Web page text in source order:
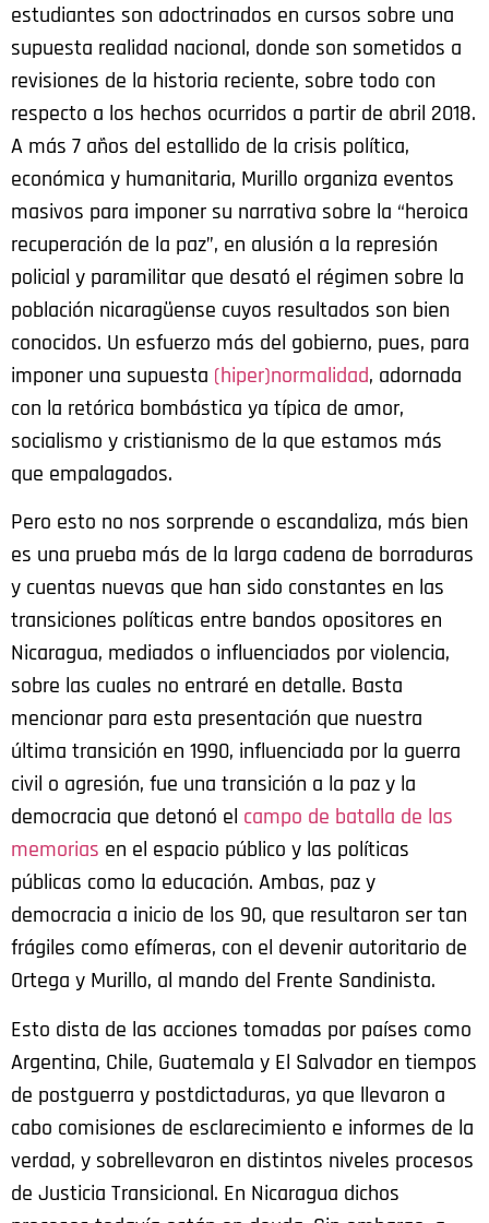
estudiantes son adoctrinados en cursos sobre una
supuesta realidad nacional, donde son sometidos a
revisiones de la historia reciente, sobre todo con
respecto a los hechos ocurridos a partir de abril 2018.
A más 7 años del estallido de la crisis política,
económica y humanitaria, Murillo organiza eventos
masivos para imponer su narrativa sobre la “heroica
recuperación de la paz”, en alusión a la represión
policial y paramilitar que desató el régimen sobre la
población nicaragüense cuyos resultados son bien
conocidos. Un esfuerzo más del gobierno, pues, para
imponer una supuesta (hiper)normalidad, adornada
con la retórica bombástica ya típica de amor,
socialismo y cristianismo de la que estamos más
que empalagados.
Pero esto no nos sorprende o escandaliza, más bien
es una prueba más de la larga cadena de borraduras
y cuentas nuevas que han sido constantes en las
transiciones políticas entre bandos opositores en
Nicaragua, mediados o influenciados por violencia,
sobre las cuales no entraré en detalle. Basta
mencionar para esta presentación que nuestra
última transición en 1990, influenciada por la guerra
civil o agresión, fue una transición a la paz y la
democracia que detonó el campo de batalla de las
memorias en el espacio público y las políticas
públicas como la educación. Ambas, paz y
democracia a inicio de los 90, que resultaron ser tan
frágiles como efímeras, con el devenir autoritario de
Ortega y Murillo, al mando del Frente Sandinista.
Esto dista de las acciones tomadas por países como
Argentina, Chile, Guatemala y El Salvador en tiempos
de postguerra y postdictaduras, ya que llevaron a
cabo comisiones de esclarecimiento e informes de la
verdad, y sobrellevaron en distintos niveles procesos
de Justicia Transicional. En Nicaragua dichos